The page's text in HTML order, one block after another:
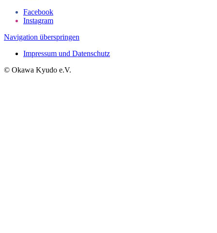
Facebook
Instagram
Navigation überspringen
Impressum und Datenschutz
© Okawa Kyudo e.V.